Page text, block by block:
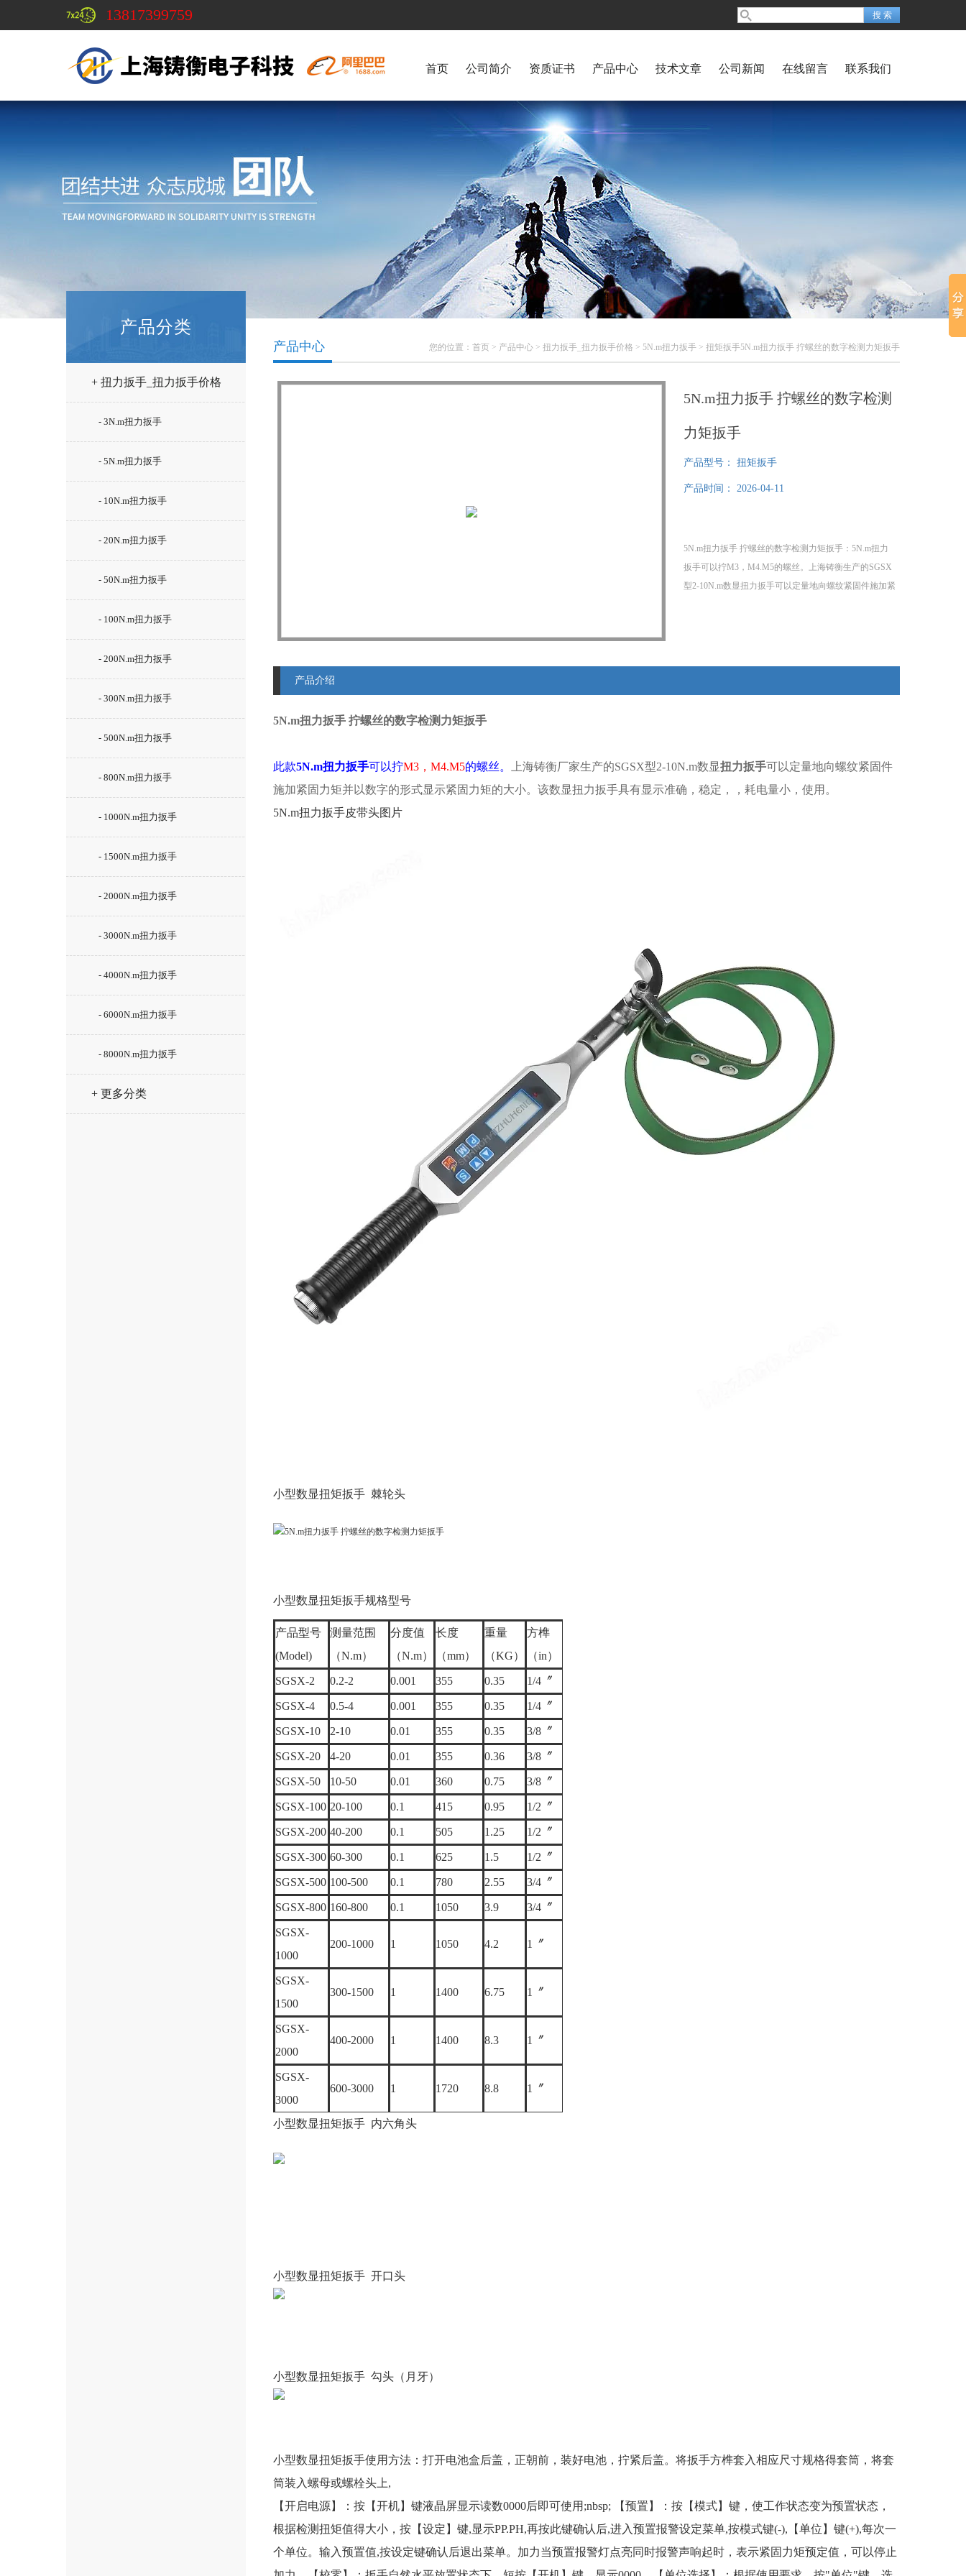
13817399759
首页 公司简介 资质证书 产品中心 技术文章 公司新闻 在线留言 联系我们
产品分类
+ 扭力扳手_扭力扳手价格
- 3N.m扭力扳手
- 5N.m扭力扳手
- 10N.m扭力扳手
- 20N.m扭力扳手
- 50N.m扭力扳手
- 100N.m扭力扳手
- 200N.m扭力扳手
- 300N.m扭力扳手
- 500N.m扭力扳手
- 800N.m扭力扳手
- 1000N.m扭力扳手
- 1500N.m扭力扳手
- 2000N.m扭力扳手
- 3000N.m扭力扳手
- 4000N.m扭力扳手
- 6000N.m扭力扳手
- 8000N.m扭力扳手
+ 更多分类
您的位置： 首页 > 产品中心 > 扭力扳手_扭力扳手价格 > 5N.m扭力扳手 > 扭矩扳手5N.m扭力扳手 拧螺丝的数字检测力矩扳手
产品中心
5N.m扭力扳手 拧螺丝的数字检测
力矩扳手
产品型号： 扭矩扳手
产品时间： 2026-04-11
5N.m扭力扳手 拧螺丝的数字检测力矩扳手：5N.m扭力
扳手可以拧M3，M4.M5的螺丝。上海铸衡生产的SGSX
型2-10N.m数显扭力扳手可以定量地向螺纹紧固件施加紧
产品介绍
5N.m扭力扳手 拧螺丝的数字检测力矩扳手
此款5N.m扭力扳手可以拧M3，M4.M5的螺丝。 上海铸衡厂家生产的SGSX型2-10N.m数显扭力扳手可以定量地向螺纹紧固件
施加紧固力矩并以数字的形式显示紧固力矩的大小。该数显扭力扳手具有显示准确，稳定，，耗电量小，使用。
5N.m扭力扳手皮带头图片
小型数显扭矩扳手 棘轮头
小型数显扭矩扳手规格型号
产品型号
(Model)
测量范围
（N.m）
分度值
（N.m）
长度
（mm）
重量
（KG）
方榫
（in）
SGSX-2 0.2-2 0.001 355 0.35 1/4〞
SGSX-4 0.5-4 0.001 355 0.35 1/4〞
SGSX-10 2-10 0.01 355 0.35 3/8〞
SGSX-20 4-20 0.01 355 0.36 3/8〞
SGSX-50 10-50 0.01 360 0.75 3/8〞
SGSX-100 20-100 0.1 415 0.95 1/2〞
SGSX-200 40-200 0.1 505 1.25 1/2〞
SGSX-300 60-300 0.1 625 1.5 1/2〞
SGSX-500 100-500 0.1 780 2.55 3/4〞
SGSX-800 160-800 0.1 1050 3.9 3/4〞
SGSX-
1000
200-1000 1 1050 4.2 1〞
SGSX-
1500
300-1500 1 1400 6.75 1〞
SGSX-
2000
400-2000 1 1400 8.3 1〞
SGSX-
3000
600-3000 1 1720 8.8 1〞
小型数显扭矩扳手 内六角头
小型数显扭矩扳手 开口头
小型数显扭矩扳手 勾头（月牙）
小型数显扭矩扳手使用方法：打开电池盒后盖，正朝前，装好电池，拧紧后盖。将扳手方榫套入相应尺寸规格得套筒，将套
筒装入螺母或螺栓头上,
【开启电源】：按【开机】键液晶屏显示读数0000后即可使用;nbsp; 【预置】：按【模式】键，使工作状态变为预置状态，
根据检测扭矩值得大小，按【设定】键,显示PP.PH,再按此键确认后,进入预置报警设定菜单,按模式键(-),【单位】键(+),每次一
个单位。输入预置值,按设定键确认后退出菜单。加力当预置报警灯点亮同时报警声响起时，表示紧固力矩预定值，可以停止